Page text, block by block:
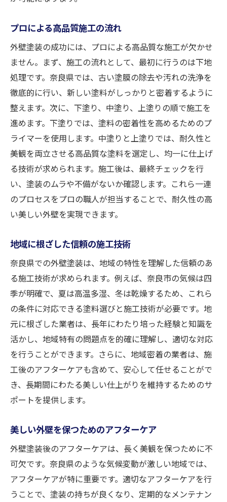
プロによる高品質施工の流れ
外壁塗装の成功には、プロによる高品質な施工が欠かせ
ません。まず、施工の流れとして、最初に行うのは下地
処理です。奈良県では、古い塗膜の除去や汚れの洗浄を
徹底的に行い、新しい塗料がしっかりと密着するように
整えます。次に、下塗り、中塗り、上塗りの順で施工を
進めます。下塗りでは、塗料の密着性を高めるためのプ
ライマーを使用します。中塗りと上塗りでは、耐久性と
美観を両立させる高品質な塗料を選定し、均一に仕上げ
る技術が求められます。施工後は、最終チェックを行
い、塗装のムラや不備がないか確認します。これら一連
のプロセスをプロの職人が担当することで、耐久性の高
い美しい外壁を実現できます。
地域に根ざした信頼の施工技術
奈良県での外壁塗装は、地域の特性を理解した信頼のあ
る施工技術が求められます。例えば、奈良市の気候は四
季が明確で、夏は高温多湿、冬は乾燥するため、これら
の条件に対応できる塗料選びと施工技術が必要です。地
元に根ざした業者は、長年にわたり培った経験と知識を
活かし、地域特有の問題点を的確に理解し、適切な対応
を行うことができます。さらに、地域密着の業者は、施
工後のアフターケアも含めて、安心して任せることがで
き、長期間にわたる美しい仕上がりを維持するためのサ
ポートを提供します。
美しい外壁を保つためのアフターケア
外壁塗装後のアフターケアは、長く美観を保つために不
可欠です。奈良県のような気候変動が激しい地域では、
アフターケアが特に重要です。適切なアフターケアを行
うことで、塗装の持ちが良くなり、定期的なメンテナン